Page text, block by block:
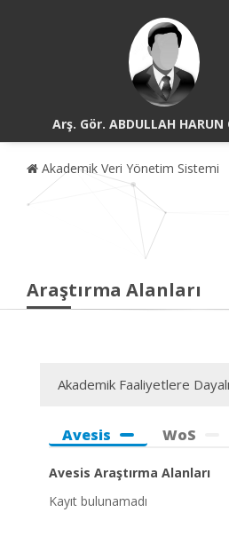
Arş. Gör. ABDULLAH HARUN
Akademik Veri Yönetim Sistemi
Araştırma Alanları
Akademik Faaliyetlere
Avesis WoS
Avesis Araştırma Alanları
Kayıt bulunamadı